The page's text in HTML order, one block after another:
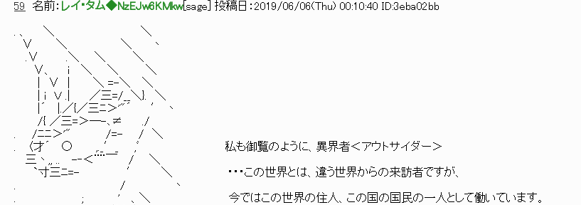
59 名前： レイ・タム◆NzEJw6KMkw[ sage ] 投稿日： 2019/06/06(Thu) 00:10:40 ID:3eba02bb
. 、 ＼ ＼
∨ ＼ ＼ 丶
.∨ .＼ ＼ ＼
∨、 i ＼ ＼ ＼
| ∨ | ＼ =-＼ ＼
| i Ｖ .| ／三=/__＼}. ＼
|´ |.／{／三ﾆ＞'"´ ′ 丶
/{ ／三=＞─-､≠ ./
. /ﾆﾆ＞'" /=- / ＼
. 〈才´ ○ ,._′_ ,ﾞ 私も御覧のように、異界者＜アウトサイダー＞
三丶,, .. -‐＜¨¨￣ / ＼
`寸三ﾆ=- ′ ＼ ・・・この世界とは、違う世界からの来訪者ですが、
. / 丶
. ; ' 、＼ 今ではこの世界の住人、この国の国民の一人として働いています。